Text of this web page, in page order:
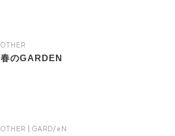
OTHER
春のGARDEN
OTHER GARD/ëN